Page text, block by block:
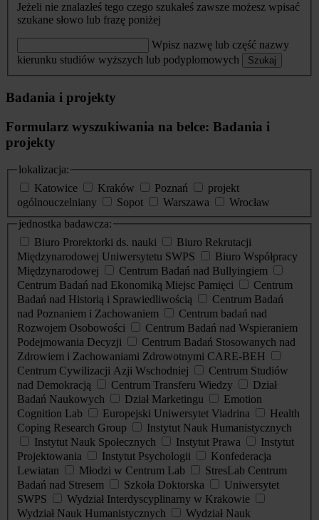
Jeżeli nie znalazłeś tego czego szukałeś zawsze możesz wpisać
szukane słowo lub frazę poniżej
Wpisz nazwę lub część nazwy
kierunku studiów wyższych lub podyplomowych
Szukaj
Badania i projekty
Formularz wyszukiwania na belce: Badania i
projekty
lokalizacja:
Katowice
Kraków Poznań
projekt
ogólnouczelniany
Sopot Warszawa
Wrocław
jednostka badawcza:
Biuro Prorektorki ds. nauki
Biuro Rekrutacji
Międzynarodowej Uniwersytetu SWPS
Biuro Współpracy
Międzynarodowej
Centrum Badań nad Bullyingiem
Centrum Badań nad Ekonomiką Miejsc Pamięci
Centrum
Badań nad Historią i Sprawiedliwością
Centrum Badań
nad Poznaniem i Zachowaniem
Centrum badań nad
Rozwojem Osobowości
Centrum Badań nad Wspieraniem
Podejmowania Decyzji
Centrum Badań Stosowanych nad
Zdrowiem i Zachowaniami Zdrowotnymi CARE-BEH
Centrum Cywilizacji Azji Wschodniej
Centrum Studiów
nad Demokracją
Centrum Transferu Wiedzy
Dział
Badań Naukowych
Dział Marketingu
Emotion
Cognition Lab
Europejski Uniwersytet Viadrina
Health
Coping Research Group
Instytut Nauk Humanistycznych
Instytut Nauk Społecznych
Instytut Prawa
Instytut
Projektowania
Instytut Psychologii
Konfederacja
Lewiatan
Młodzi w Centrum Lab
StresLab Centrum
Badań nad Stresem
Szkoła Doktorska
Uniwersytet
SWPS
Wydział Interdyscyplinarny w Krakowie
Wydział Nauk Humanistycznych
Wydział Nauk